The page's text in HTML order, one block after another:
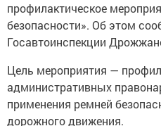
профилактическое
безопасности». Об этом
Госавтоинспекции
Цель мероприятия —
административных
применения ремней
дорожного движения.